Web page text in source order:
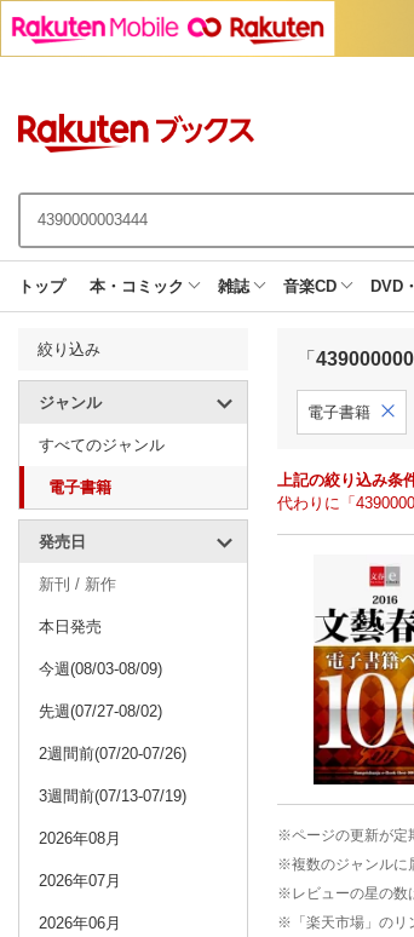
トップ 本・コミック 雑誌 音楽CD DVD
絞り込み
ジャンル
すべてのジャンル
電子書籍
発売日
新刊 / 新作
本日発売
今週(08/03-08/09)
先週(07/27-08/02)
2週間前(07/20-07/26)
3週間前(07/13-07/19)
2026年08月
2026年07月
2026年06月
「
電子書籍
上記の絞り込み条
代わりに「
※ページの更新が定
※複数のジャンルに
※レビューの星の数
※「楽天市場」のリ